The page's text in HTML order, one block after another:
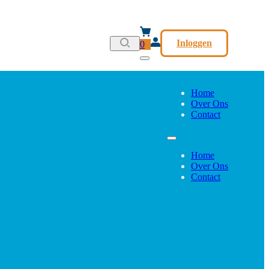
0 Inloggen
Home
Over Ons
Contact
Home
Over Ons
Contact